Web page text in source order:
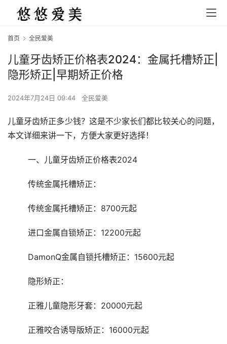
首页 全民爱美
儿童牙齿矫正价格表2024：金属托槽矫正|
隐形矫正|早期矫正价格
2024年7月24日 09:44 全民爱美
儿童牙齿矫正多少钱？这是不少家长们都比较关心的问题，
本文详细来讲一下，方便大家更好选择！
	一、儿童牙齿矫正价格表2024
	传统金属托槽矫正：
	传统金属托槽矫正：8700元起
	进口金属自锁矫正：12200元起
	DamonQ金属自锁托槽矫正：15600元起
	隐形矫正：
	正雅儿童隐形牙套：20000元起
	正雅咬合诱导版矫正：16000元起